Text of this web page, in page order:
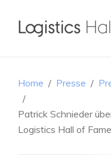
Home Presse
Patrick Schnieder
Logistics Hall of Fame